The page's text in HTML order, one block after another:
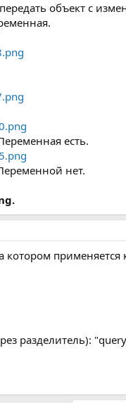
объект с
есть.
нет.
применяется
разделитель):